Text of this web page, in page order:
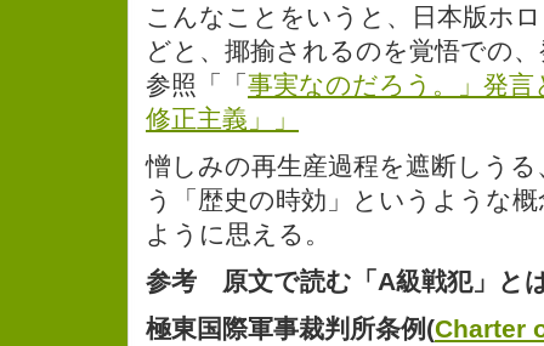
こんなことをいうと、日本版ホ
どと、揶揄されるのを覚悟での
参照「「 事実なのだろう。」発
修正主義」」
憎しみの再生産過程を遮断しう
う「歴史の時効」というような
ように思える。
参考 原文で読む「A級戦犯」と
極東国際軍事裁判所条例(Charter